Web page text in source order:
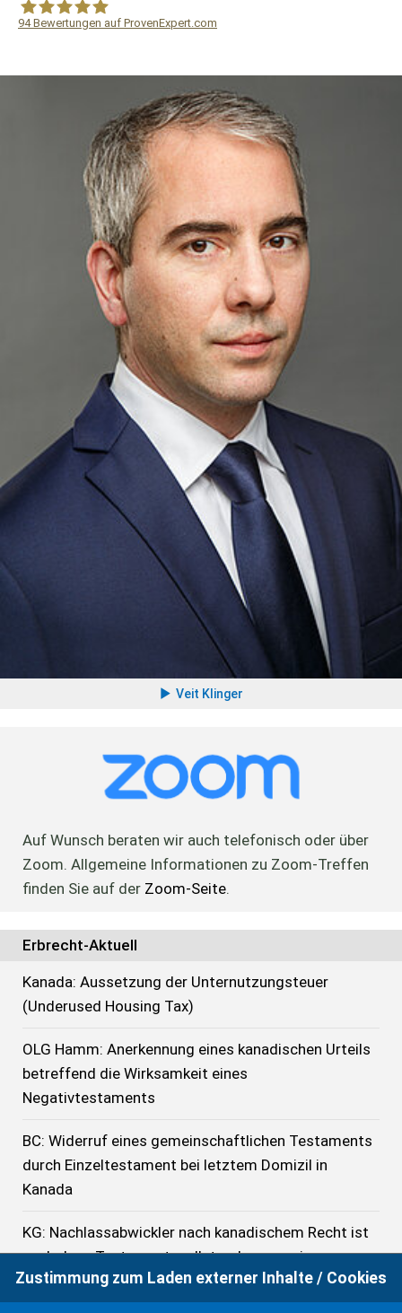
94Bewertungen auf ProvenExpert.com
Veit Klinger
Auf Wunsch beraten wir auch telefonisch oder über
Zoom. Allgemeine Informationen zu Zoom-Treffen
finden Sie auf der Zoom-Seite.
Erbrecht-Aktuell
Kanada: Aussetzung der Unternutzungsteuer
(Underused Housing Tax)
OLG Hamm: Anerkennung eines kanadischen Urteils
betreffend die Wirksamkeit eines
Negativtestaments
BC: Widerruf eines gemeinschaftlichen Testaments
durch Einzeltestament bei letztem Domizil in
Kanada
KG: Nachlassabwickler nach kanadischem Recht ist
auch denn Testamentsvollstreckerzeugnis zu
erteilen, wenn er alleiniger Begünstigter ist
Zustimmung zum Laden externer Inhalte / Cookies